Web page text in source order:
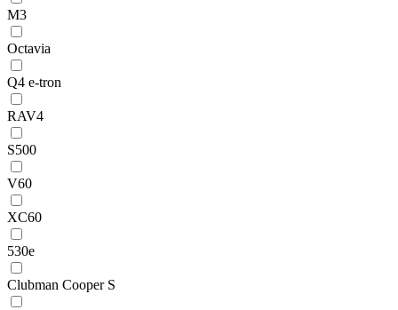
M3
Octavia
Q4 e-tron
RAV4
S500
V60
XC60
530e
Clubman Cooper S